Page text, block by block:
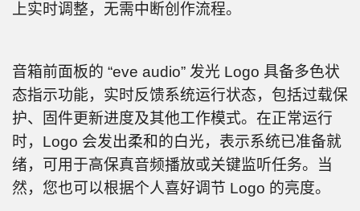
上实时调整，无需中断创作流程。
音箱前面板的 “eve audio” 发光 Logo 具备多色状
态指示功能，实时反馈系统运行状态，包括过载保
护、固件更新进度及其他工作模式。在正常运行
时，Logo 会发出柔和的白光，表示系统已准备就
绪，可用于高保真音频播放或关键监听任务。当
然，您也可以根据个人喜好调节 Logo 的亮度。